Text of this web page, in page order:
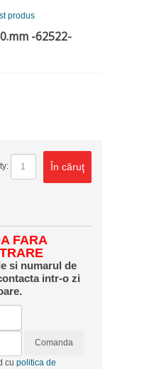
produs
-62522-
În căruţ
FARA
si numarul de
intr-o zi
Comanda
cu politica de